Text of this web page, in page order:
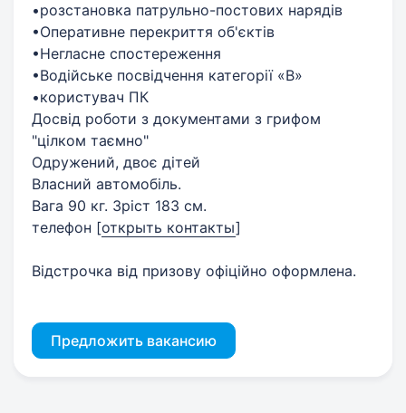
•розстановка патрульно-постових нарядів
•Оперативне перекриття об'єктів
•Негласне спостереження
•Водійське посвідчення категорії «В»
•користувач ПК
Досвід роботи з документами з грифом
"цілком таємно"
Одружений, двоє дітей
Власний автомобіль.
Вага 90 кг. Зріст 183 см.
телефон [открыть контакты]
Відстрочка від призову офіційно оформлена.
Предложить вакансию